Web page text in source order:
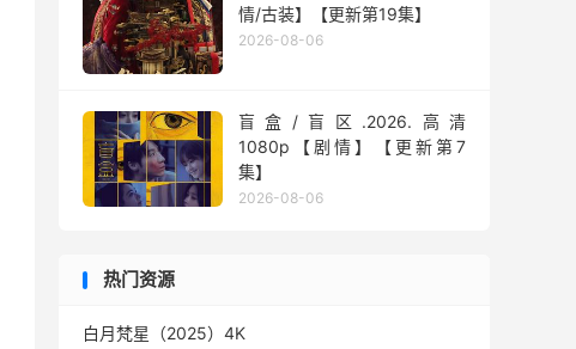
情/古装】【更新第19集】
2026-08-06
盲盒/盲区.2026.高清
1080p【剧情】【更新第7
集】
2026-08-06
热门资源
白月梵星（2025）4K